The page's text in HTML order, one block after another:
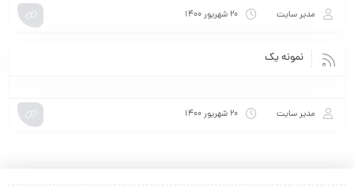
مدیر سایت ۲۰ شهریور ۱۴۰۰
نمونه یک
مدیر سایت ۲۰ شهریور ۱۴۰۰